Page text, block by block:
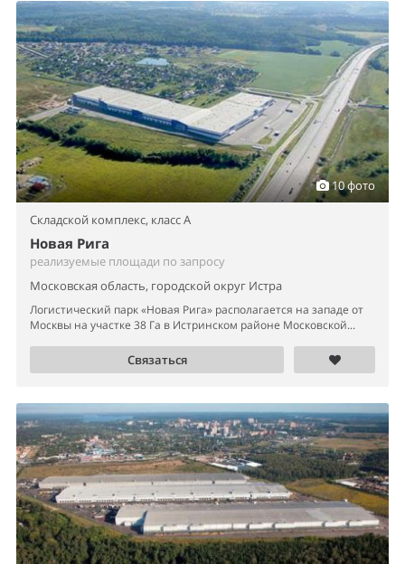
10 фото
Складской комплекс, класс A
Новая Рига
реализуемые площади по запросу
Московская область, городской округ Истра
Логистический парк «Новая Рига» располагается на западе от
Москвы на участке 38 Га в Истринском районе Московской...
Связаться